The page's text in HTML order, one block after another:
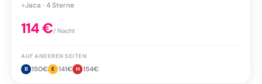
●Jaca · 4 Sterne
114€/ Nacht
AUF ANDEREN SEITEN
B 150€ E 141€ H 154€